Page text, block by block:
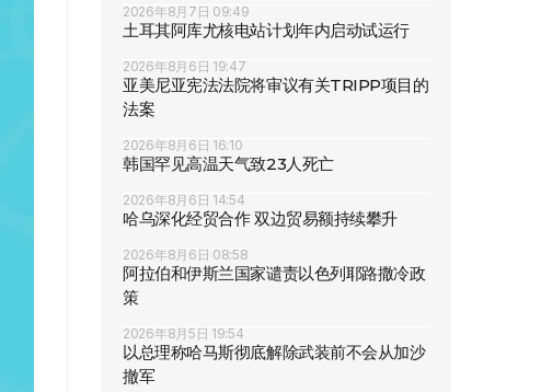
2026年8月7日 09:49
土耳其阿库尤核电站计划年内启动试运行
2026年8月6日 19:47
亚美尼亚宪法法院将审议有关TRIPP项目的
法案
2026年8月6日 16:10
韩国罕见高温天气致23人死亡
2026年8月6日 14:54
哈乌深化经贸合作 双边贸易额持续攀升
2026年8月6日 08:58
阿拉伯和伊斯兰国家谴责以色列耶路撒冷政
策
2026年8月5日 19:54
以总理称哈马斯彻底解除武装前不会从加沙
撤军